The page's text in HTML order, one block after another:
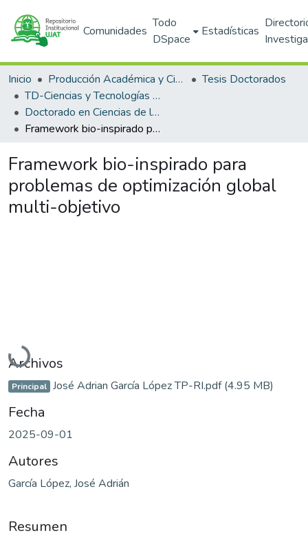
Comunidades
Todo
DSpace
Estadísticas
Inicio Producción Académica y Científica
Tesis Doctorados
TD-Ciencias y Tecnologías de la Información (DACYTI)
Doctorado en Ciencias de la Computación (PNPC)
Framework bio-inspirado para problemas de optimización global multi-objetivo
Framework bio-inspirado para
problemas de optimización global
multi-objetivo
Cargando...
Archivos
Principal José Adrian García López TP-RI.pdf(4.95 MB)
Fecha
2025-09-01
Autores
García López, José Adrián
Resumen